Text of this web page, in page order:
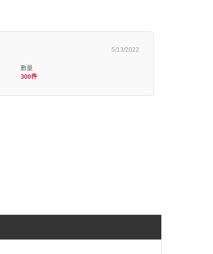
5/13/2022
數量
300件